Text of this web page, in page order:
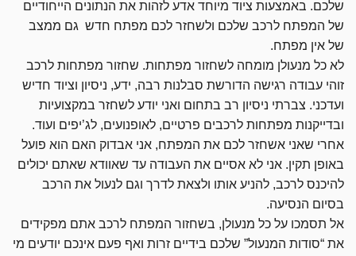
שלכם. באמצעות ציוד מיוחד אדע לזהות את הנתונים הייחודיים
של המפתח לרכב שלכם ולשחזר לכם מפתח חדש גם ממצב
של אין מפתח.
לא כל מנעולן מומחה לשחזור מפתחות. שחזור מפתחות לרכב
זוהי עבודה רגישה הדורשת סבלנות רבה, ידע, ניסיון וציוד חדיש
ועדכני. צברתי ניסיון רב בתחום ואני יודע לשחזר במקצועיות
ובדייקנות מפתחות לרכבים פרטיים, לאופנועים, לג’יפים ועוד.
אחרי שאני אשחזר לכם את המפתח, אני אבדוק האם הוא פועל
באופן תקין. אני לא אסיים את העבודה עד שאוודא שאתם יכולים
להיכנס לרכב, להניע אותו ולצאת לדרך וגם לנעול את הרכב
בסיום הנסיעה.
אל תסמכו על כל מנעולן, בשחזור המפתח לרכב אתם מפקידים
את “סודות המנעול” שלכם בידיים זרות ואף פעם אינכם יודעים מי